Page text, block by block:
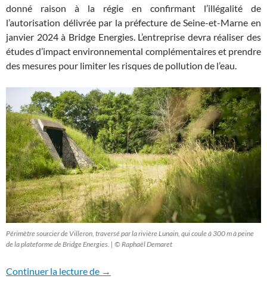
donné raison à la régie en confirmant l’illégalité de
l’autorisation délivrée par la préfecture de Seine-et-Marne en
janvier 2024 à Bridge Energies. L’entreprise devra réaliser des
études d’impact environnemental complémentaires et prendre
des mesures pour limiter les risques de pollution de l’eau.
Périmètre sourcier de Villeron, traversé par la rivière Lunain, qui coule à 300 m à peine
de la plateforme de Bridge Energies. | © Raphaël Demaret
Continuer la lecture de Une première victoire: suspension du
→